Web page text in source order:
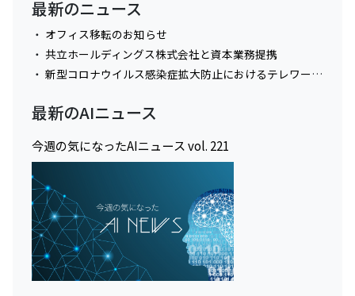
最新のニュース
オフィス移転のお知らせ
共立ホールディングス株式会社と資本業務提携
新型コロナウイルス感染症拡大防止におけるテレワーク実施に関してのお知らせ
最新のAIニュース
今週の気になったAIニュース vol. 221